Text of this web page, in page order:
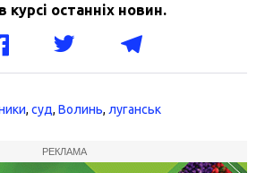
останніх новин.
, суд, Волинь, луганськ
РЕКЛАМА